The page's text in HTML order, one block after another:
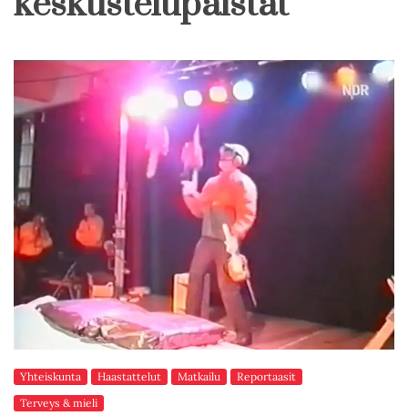
Yhteiskunta Haastattelut Matkailu
Reportaasit
Terveys & mieli